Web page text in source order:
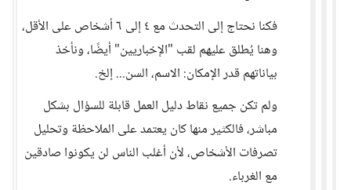
فكنا نحتاج إلى التحدث مع ٤ إلى ٦ أشخاص على الأقل،
وهنا يُطلق عليهم لقب "الإخباريين" أيضًا، ونأخذ
بياناتهم قدر الإمكان: الاسم، السن... إلخ.
ولم تكن جميع نقاط دليل العمل قابلة للسؤال بشكل
مباشر، فالكثير منها كان يعتمد على الملاحظة وتحليل
تصرفات الأشخاص، لأن أغلب الناس لن يكونوا صادقين
مع الغرباء.